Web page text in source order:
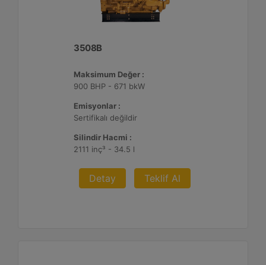
3508B
Maksimum Değer :
900 BHP - 671 bkW
Emisyonlar :
Sertifikalı değildir
Silindir Hacmi :
2111 inç³ - 34.5 l
Detay Teklif Al